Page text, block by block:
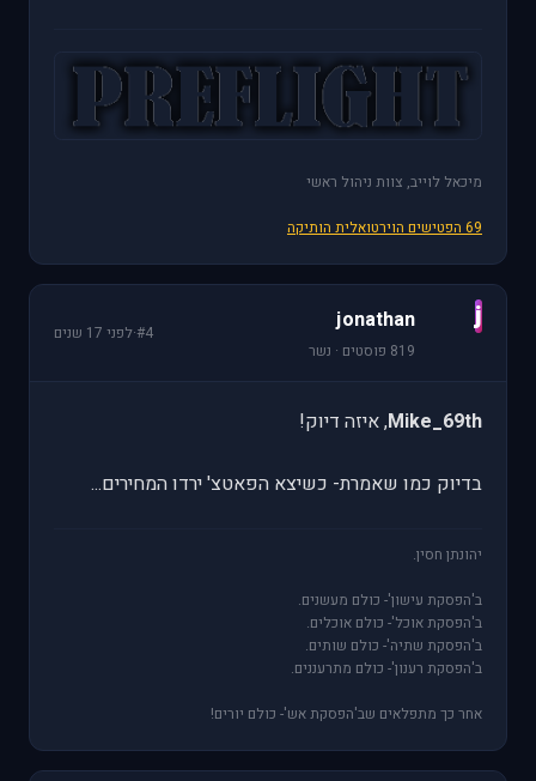
מיכאל לוייב, צוות ניהול ראשי
69 הפטישים הוירטואלית הותיקה
j
jonathan
819 פוסטים · נשר
#4
·לפני 17 שנים
Mike_69th, איזה דיוק!
בדיוק כמו שאמרת- כשיצא הפאטצ' ירדו המחירים...
יהונתן חסין.
ב'הפסקת עישון'- כולם מעשנים.
ב'הפסקת אוכל'- כולם אוכלים.
ב'הפסקת שתיה'- כולם שותים.
ב'הפסקת רענון'- כולם מתרעננים.
אחר כך מתפלאים שב'הפסקת אש'- כולם יורים!